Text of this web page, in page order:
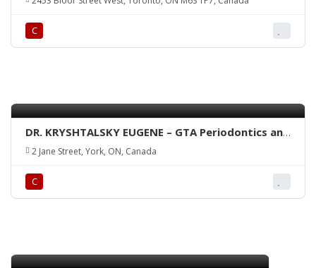
С
DR. KRYSHTALSKY EUGENE – GTA Periodontics and
Dental Implants
2 Jane Street, York, ON, Canada
С